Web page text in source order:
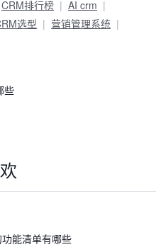
CRM排行榜
AI crm
选型
营销管理系统
些
能清单有哪些